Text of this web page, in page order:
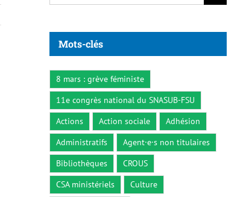
Mots-clés
8 mars : grève féministe
11e congrès national du SNASUB-FSU
Actions
Action sociale
Adhésion
Administratifs
Agent·e·s non titulaires
Bibliothèques
CROUS
CSA ministériels
Culture